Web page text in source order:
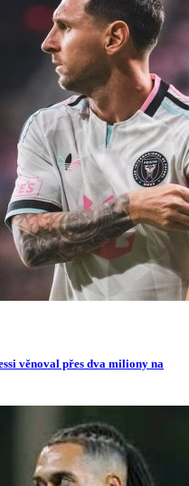
věnoval přes dva miliony na